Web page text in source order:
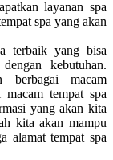
layanan spa
spa yang akan
terbaik yang bisa
kebutuhan.
berbagai macam
tempat spa
yang akan kita
kita akan mampu
alamat tempat spa